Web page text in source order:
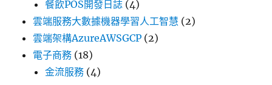
餐飲POS開發日誌 (4)
雲端服務大數據機器學習人工智慧 (2)
雲端架構AzureAWSGCP (2)
電子商務 (18)
金流服務 (4)